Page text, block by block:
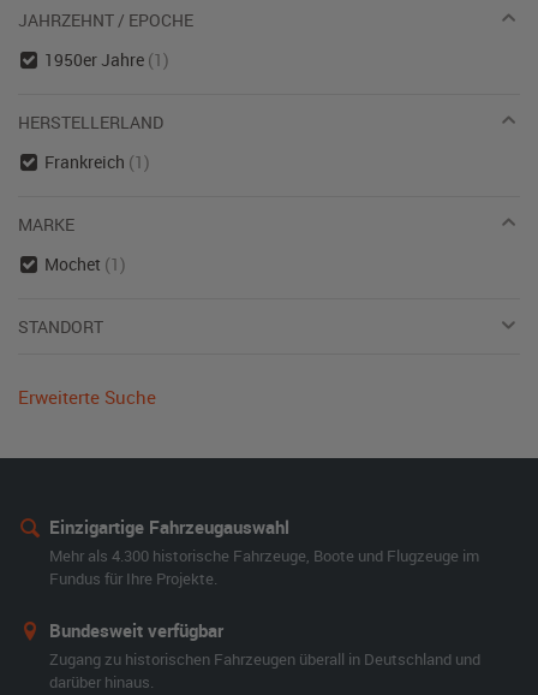
JAHRZEHNT / EPOCHE
1950er Jahre (1)
HERSTELLERLAND
Frankreich (1)
MARKE
Mochet (1)
STANDORT
Erweiterte Suche
Einzigartige Fahrzeugauswahl
Mehr als 4.300 historische Fahrzeuge, Boote und Flugzeuge im
Fundus für Ihre Projekte.
Bundesweit verfügbar
Zugang zu historischen Fahrzeugen überall in Deutschland und
darüber hinaus.